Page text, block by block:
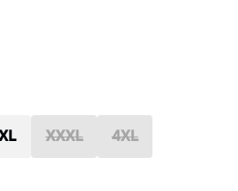
XXXL 4XL